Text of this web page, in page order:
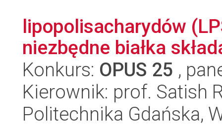
lipopolisacharydów
niezbędne białka
Konkurs: OPUS 25 ,
Kierownik: prof. Satish
Politechnika Gdańska,